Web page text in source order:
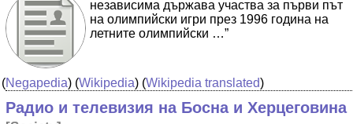
независима държава участва за първи път
на олимпийски игри през 1996 година на
летните олимпийски …”
(Negapedia) (Wikipedia) (Wikipedia translated)
Радио и телевизия на Босна и Херцеговина